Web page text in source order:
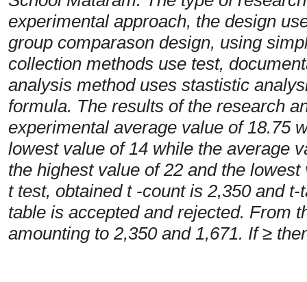
experimental approach, the design
group comparason design, using
collection methods use test,
analysis method uses stastistic
formula. The results of the research
experimental average value of 18.75
lowest value of 14 while the average
the highest value of 22 and the
t test, obtained t -count is 2,350 and
table is accepted and rejected. From
amounting to 2,350 and 1,671. If ≥